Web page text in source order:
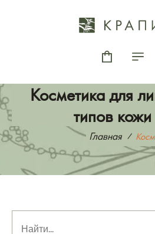
Косметика для
типов
Главная